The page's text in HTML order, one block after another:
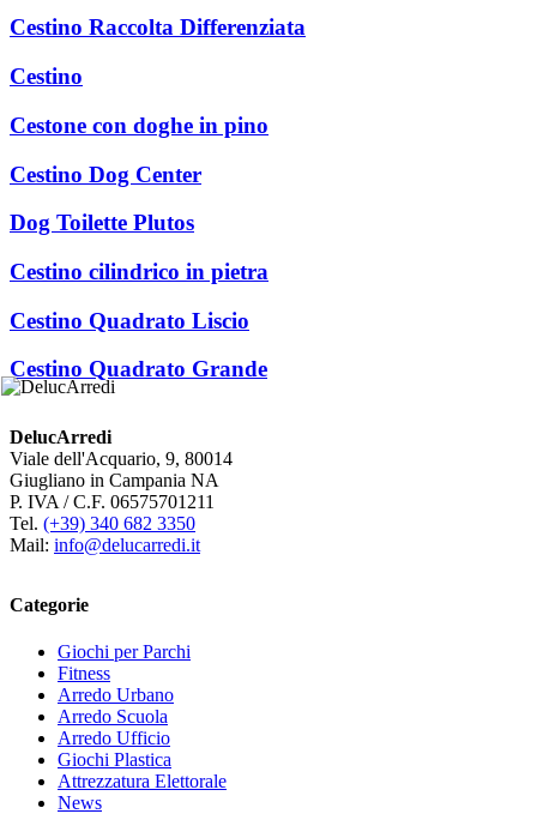
Cestino Raccolta Differenziata
Cestino
Cestone con doghe in pino
Cestino Dog Center
Dog Toilette Plutos
Cestino cilindrico in pietra
Cestino Quadrato Liscio
Cestino Quadrato Grande
DelucArredi
Viale dell'Acquario, 9, 80014
Giugliano in Campania NA
P. IVA / C.F. 06575701211
Tel. (+39) 340 682 3350
Mail: info@delucarredi.it
Categorie
Giochi per Parchi
Fitness
Arredo Urbano
Arredo Scuola
Arredo Ufficio
Giochi Plastica
Attrezzatura Elettorale
News